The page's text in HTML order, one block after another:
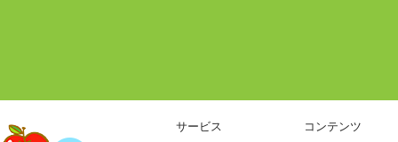
サービス コンテンツ